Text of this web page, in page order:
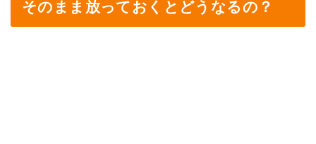
そのまま放っておくとどうなるの？